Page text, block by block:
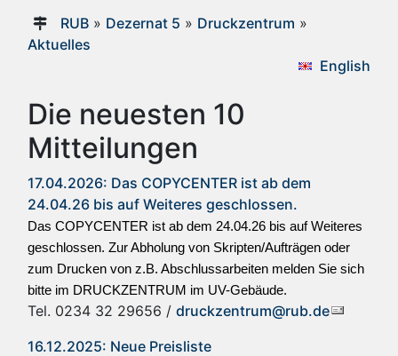
RUB» Dezernat 5 » Druckzentrum »
Aktuelles
English
Die neuesten 10
Mitteilungen
17.04.2026: Das COPYCENTER ist ab dem
24.04.26 bis auf Weiteres geschlossen.
Das COPYCENTER ist ab dem 24.04.26 bis auf Weiteres
geschlossen. Zur Abholung von Skripten/Aufträgen oder
zum Drucken von z.B. Abschlussarbeiten melden Sie sich
bitte im DRUCKZENTRUM im UV-Gebäude.
Tel. 0234 32 29656 / druckzentrum@rub.de
16.12.2025: Neue Preisliste